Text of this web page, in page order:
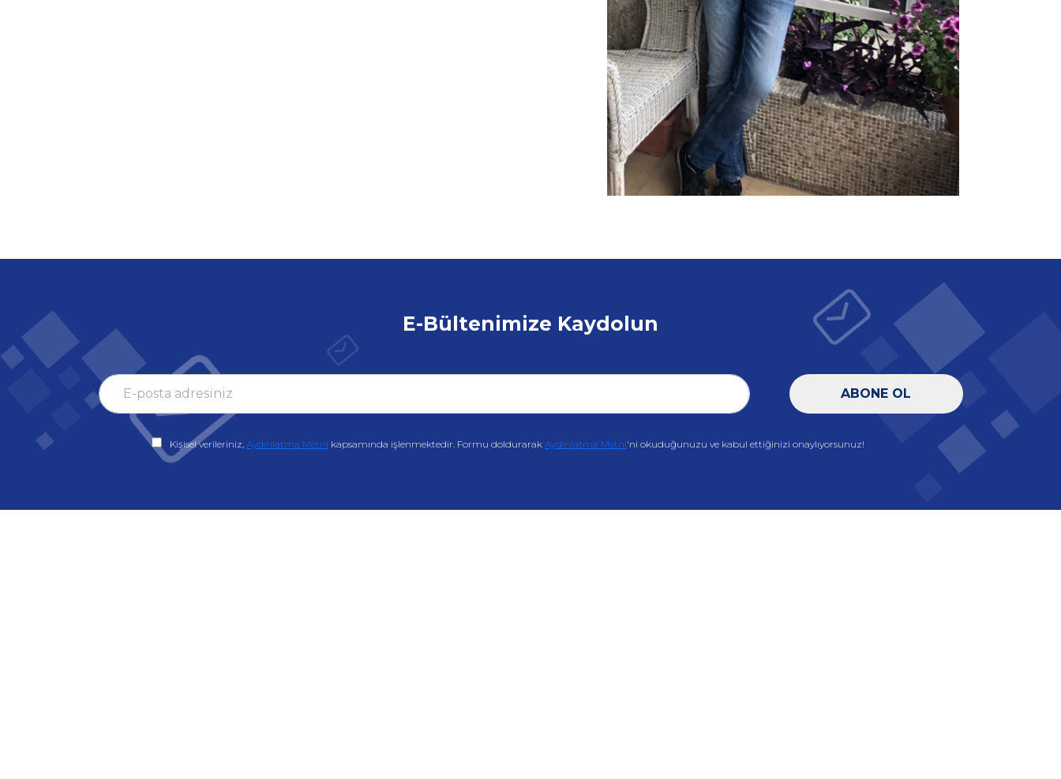
E-Bültenimize Kaydolun
ABONE OL
Kişisel verileriniz, Aydınlatma Metni kapsamında işlenmektedir. Formu doldurarak Aydınlatma Metni'ni okuduğunuzu ve kabul ettiğinizi onaylıyorsunuz!